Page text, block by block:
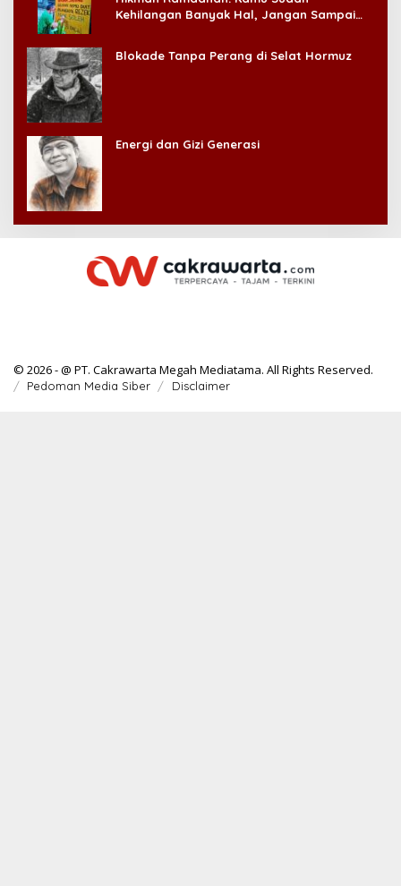
Kehilangan Banyak Hal, Jangan Sampai
Blokade Tanpa Perang di Selat Hormuz
Energi dan Gizi Generasi
© 2026 - @ PT. Cakrawarta Megah Mediatama. All Rights Reserved.
Pedoman Media Siber Disclaimer